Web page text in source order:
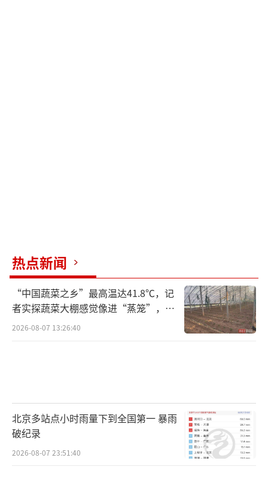
热点新闻
“中国蔬菜之乡”最高温达41.8℃，记
者实探蔬菜大棚感觉像进“蒸笼”，有
村民称只能凌晨两点起来干活
2026-08-07 13:26:40
北京多站点小时雨量下到全国第一 暴雨
破纪录
2026-08-07 23:51:40